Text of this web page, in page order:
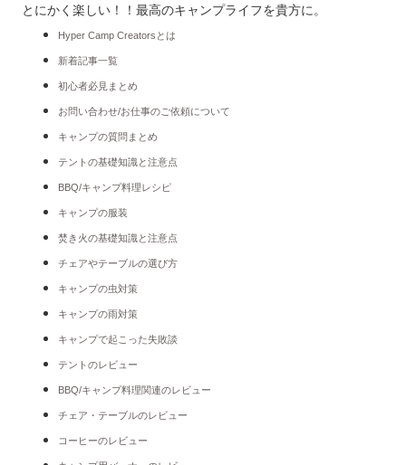
とにかく楽しい！！最高のキャンプライフを貴方に。
Hyper Camp Creatorsとは
新着記事一覧
初心者必見まとめ
お問い合わせ/お仕事のご依頼について
キャンプの質問まとめ
テントの基礎知識と注意点
BBQ/キャンプ料理レシピ
キャンプの服装
焚き火の基礎知識と注意点
チェアやテーブルの選び方
キャンプの虫対策
キャンプの雨対策
キャンプで起こった失敗談
テントのレビュー
BBQ/キャンプ料理関連のレビュー
チェア・テーブルのレビュー
コーヒーのレビュー